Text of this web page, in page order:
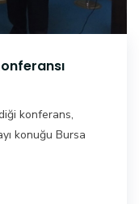
konferans,
konuğu Bursa